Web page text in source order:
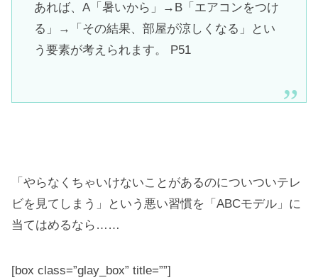
あれば、A「暑いから」→B「エアコンをつけ
る」→「その結果、部屋が涼しくなる」とい
う要素が考えられます。 P51
「やらなくちゃいけないことがあるのについついテレ
ビを見てしまう」という悪い習慣を「ABCモデル」に
当てはめるなら……
[box class=”glay_box” title=””]